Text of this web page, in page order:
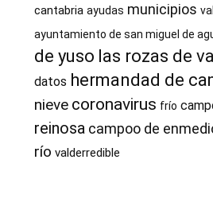
cantabria ayudas municipios
ayuntamiento de san miguel de
de yuso las rozas de
datos hermandad de
nieve coronavirus frío
reinosa campoo de
río valderredible